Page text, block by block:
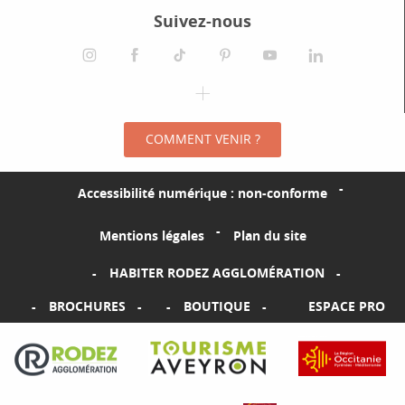
SAMEDI 21 MARS 2026
VENDREDI 27 MARS 2026
SAMEDI 28 MARS 2026
Suivez-nous
instagramfacebooktiktok pinterestyoutube
COMMENT VENIR ?
Accessibilité numérique : non-conforme
Mentions légales Plan du site
HABITER RODEZ AGGLOMÉRATION
BROCHURES
BOUTIQUE ESPACE PRO
Visiter le site Rodez AgglomérationVisiter le site Tourisme Aveyron
Visiter le site